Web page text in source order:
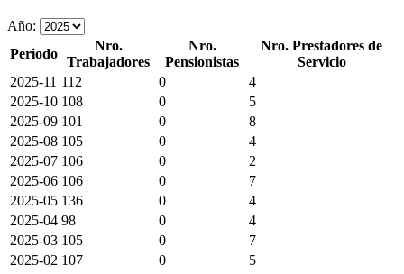
Año:
Periodo
Nro.
Trabajadores
Nro.
Pensionistas
Nro. Prestadores de
Servicio
2025-11 112 0
4
2025-10 108 0
5
2025-09 101 0
8
2025-08 105 0
4
2025-07 106 0
2
2025-06 106 0
7
2025-05 136 0
4
2025-04 98 0
4
2025-03 105 0
7
2025-02 107 0
5